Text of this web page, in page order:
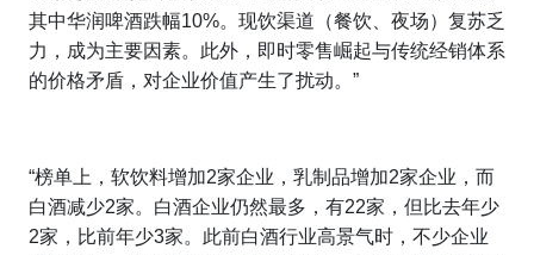
其中华润啤酒跌幅10%。现饮渠道（餐饮、夜场）复苏乏
力，成为主要因素。此外，即时零售崛起与传统经销体系
的价格矛盾，对企业价值产生了扰动。”
“榜单上，软饮料增加2家企业，乳制品增加2家企业，而
白酒减少2家。白酒企业仍然最多，有22家，但比去年少
2家，比前年少3家。此前白酒行业高景气时，不少企业